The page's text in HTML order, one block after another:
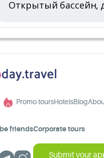
Открытый бассейн,
Promo toursHotelsBlog
friendsCorporate tours
Submit your